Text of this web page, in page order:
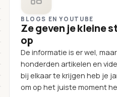
BLOGS EN YOUTUBE
Ze geven je kleine
op
De informatie is er wel,
honderden artikelen en
bij elkaar te krijgen heb je
om op het juiste moment